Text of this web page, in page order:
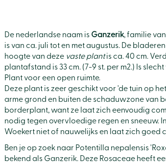
De nederlandse naam is Ganzerik, familie
is van ca. juli tot en met augustus. De
hoogte van deze vaste plantis ca. 40 cm.
plantafstand is 33 cm. (7-9 st. per m2.) Is
Plant voor een open ruimte.
Deze plant is zeer geschikt voor 'de tuin op
arme grond en buiten de schaduwzone van
borderplant, want ze laat zich eenvoudig
nodig tegen overvloedige regen en sneeuw.
Woekert niet of nauwelijks en laat zich goed
Ben je op zoek naar Potentilla nepalensis
bekend als Ganzerik. Deze Rosaceae heeft